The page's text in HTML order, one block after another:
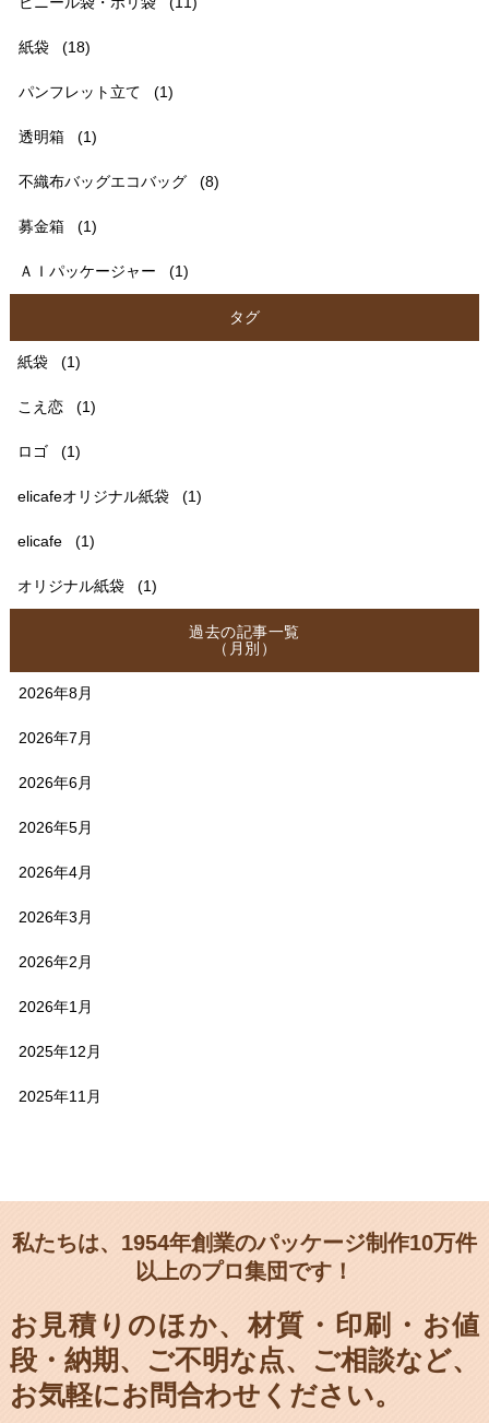
紙袋 (18)
パンフレット立て (1)
透明箱 (1)
不織布バッグエコバッグ (8)
募金箱 (1)
ＡＩパッケージャー (1)
タグ
紙袋 (1)
こえ恋 (1)
ロゴ (1)
elicafeオリジナル紙袋 (1)
elicafe (1)
オリジナル紙袋 (1)
過去の記事一覧
（月別）
2026年8月
2026年7月
2026年6月
2026年5月
2026年4月
2026年3月
2026年2月
2026年1月
2025年12月
2025年11月
私たちは、1954年創業のパッケージ制作10万件
以上のプロ集団です！
お見積りのほか、材質・印刷・お値
段・納期、
ご不明な点、ご相談など、
お気軽にお問合わせください。